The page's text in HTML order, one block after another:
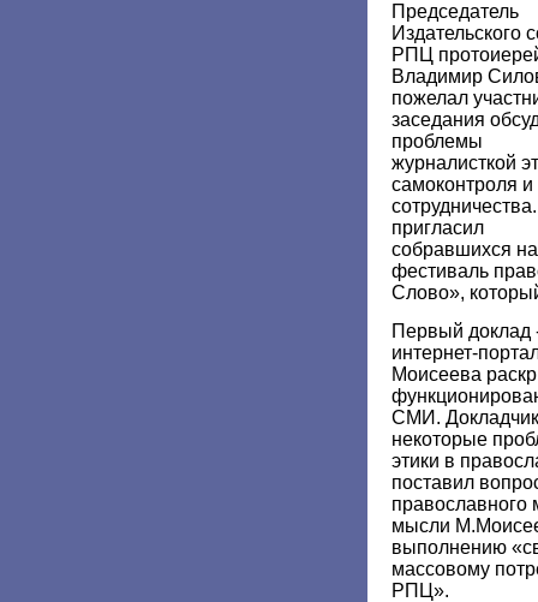
Председатель
Издательского
РПЦ
Владимир
пожелал
заседания
проблемы
журналисткой
самоконтроля и
пригласил
собравшихся
фестиваль
Слово»,
Первый доклад
интернет-
Моисеева
СМИ.
некоторые
этики в
поставил
православного
мысли
выполнению
массовому
РПЦ».